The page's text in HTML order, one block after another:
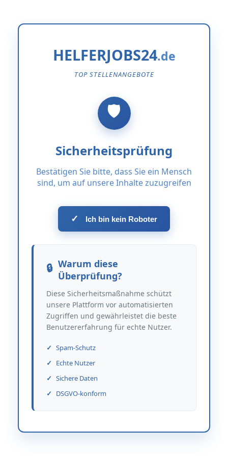
HELFERJOBS24
TOP STELLENANGEBOTE
Sicherheitsprüfung
Bestätigen Sie bitte, dass Sie ein Mensch
sind, um auf unsere Inhalte zuzugreifen
✓ Ich bin kein Roboter
Warum diese
Überprüfung?
Diese Sicherheitsmaßnahme schützt
unsere Plattform vor automatisierten
Zugriffen und gewährleistet die beste
Benutzererfahrung für echte Nutzer.
Spam-Schutz
Echte Nutzer
Sichere Daten
DSGVO-konform